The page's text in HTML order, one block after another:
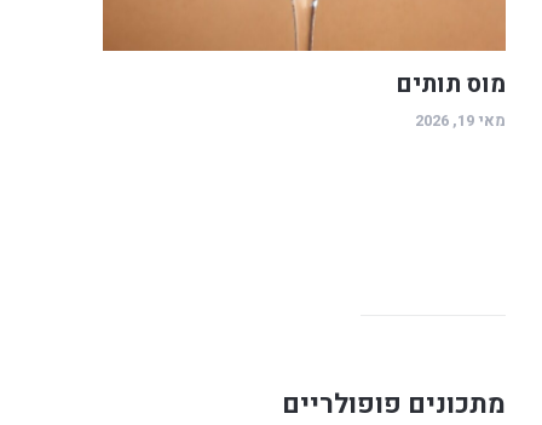
מוס תותים
מאי 19, 2026
מתכונים פופולריים